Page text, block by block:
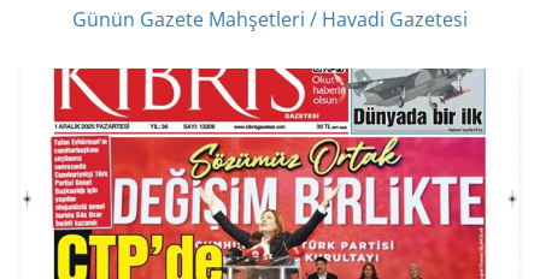
Günün Gazete Mahşetleri / Havadi Gazetesi